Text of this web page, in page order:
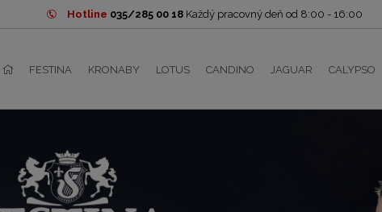
Hotline 035/285 00 18 Každý pracovný deň od 8:00 - 16:00
FESTINA KRONABY LOTUS CANDINO JAGUAR CALYPSO